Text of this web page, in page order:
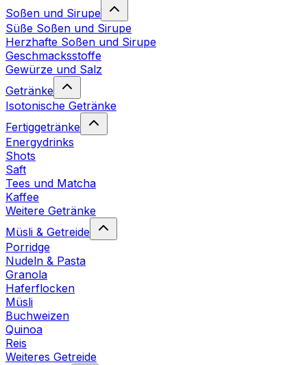
Soßen und Sirupe
Süße Soßen und Sirupe
Herzhafte Soßen und Sirupe
Geschmacksstoffe
Gewürze und Salz
Getränke
Isotonische Getränke
Fertiggetränke
Energydrinks
Shots
Saft
Tees und Matcha
Kaffee
Weitere Getränke
Müsli & Getreide
Porridge
Nudeln & Pasta
Granola
Haferflocken
Müsli
Buchweizen
Quinoa
Reis
Weiteres Getreide